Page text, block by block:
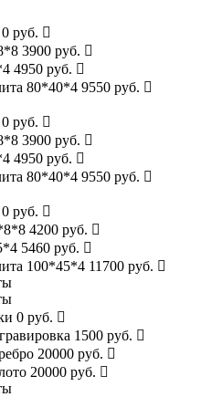
0 руб.
3900 руб.
4950 руб.
80*40*4 9550 руб.
0 руб.
3900 руб.
4950 руб.
80*40*4 9550 руб.
0 руб.
4200 руб.
5460 руб.
100*45*4 11700 руб.
0 руб.
1500 руб.
20000 руб.
20000 руб.